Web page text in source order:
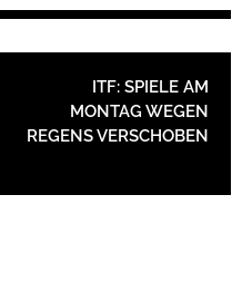
ITF: SPIELE AM
MONTAG WEGEN
REGENS VERSCHOBEN